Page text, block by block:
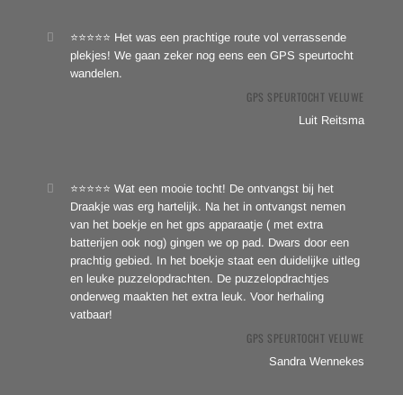
⭐⭐⭐⭐⭐ Het was een prachtige route vol verrassende
plekjes! We gaan zeker nog eens een GPS speurtocht
wandelen.
GPS SPEURTOCHT VELUWE
Luit Reitsma
⭐⭐⭐⭐⭐ Wat een mooie tocht! De ontvangst bij het
Draakje was erg hartelijk. Na het in ontvangst nemen
van het boekje en het gps apparaatje ( met extra
batterijen ook nog) gingen we op pad. Dwars door een
prachtig gebied. In het boekje staat een duidelijke uitleg
en leuke puzzelopdrachten. De puzzelopdrachtjes
onderweg maakten het extra leuk. Voor herhaling
vatbaar!
GPS SPEURTOCHT VELUWE
Sandra Wennekes